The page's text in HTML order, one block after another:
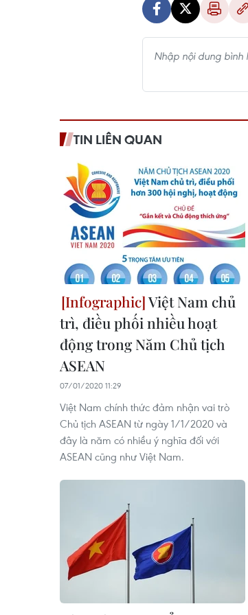
TIN LIÊN QUAN
Việt Nam chủ
trì, điều phối nhiều hoạt
động trong Năm Chủ tịch
ASEAN
07/01/2020 11:29
Việt Nam chính thức đảm nhận vai trò
Chủ tịch ASEAN từ ngày 1/1/2020 và
đây là năm có nhiều ý nghĩa đối với
ASEAN cũng như Việt Nam.